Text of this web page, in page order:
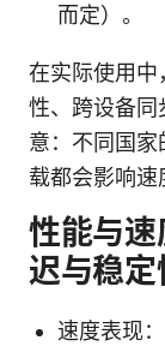
而定）。
在实际使用
性、跨设备同
意：不同国家
载都会影响速
性能与
迟与稳定
速度表现